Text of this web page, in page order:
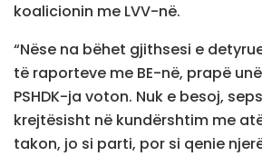
koalicionin me LVV-në.
“Nëse na bëhet gjithsesi e
të raporteve me BE-në, prapë
PSHDK-ja voton. Nuk e besoj,
krejtësisht në kundërshtim me
takon, jo si parti, por si qenie